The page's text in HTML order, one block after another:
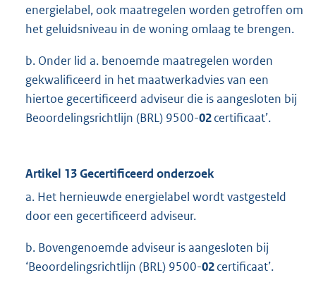
energielabel, ook maatregelen worden getroffen om
het geluidsniveau in de woning omlaag te brengen.
b. Onder lid a. benoemde maatregelen worden
gekwalificeerd in het maatwerkadvies van een
hiertoe gecertificeerd adviseur die is aangesloten bij
Beoordelingsrichtlijn (BRL) 9500-02certificaat’.
Artikel 13 Gecertificeerd onderzoek
a. Het hernieuwde energielabel wordt vastgesteld
door een gecertificeerd adviseur.
b. Bovengenoemde adviseur is aangesloten bij
‘Beoordelingsrichtlijn (BRL) 9500-02certificaat’.